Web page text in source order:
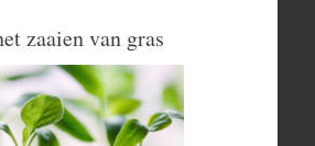
zaaien van gras